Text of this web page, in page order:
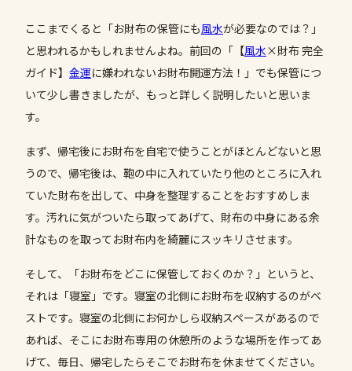
ここまでくると「お財布の保管にも風水が必要なのでは？」
と思われるかもしれませんよね。前回の「【風水×財布 完全
ガイド】 金運に嫌われないお財布開運方法！」でも保管につ
いて少し書きましたが、もっと詳しく説明したいと思いま
す。
まず、帰宅後にお財布を自宅で使うことがほとんどないと思
うので、帰宅後は、鞄の中に入れていたり他のところに入れ
ていた財布を出して、中身を整理することをおすすめしま
す。汚れに気がついたら取ってあげて、財布の中身にある余
計なものを取ってお財布内を綺麗にスッキリさせます。
そして、「お財布をどこに保管しておくのか？」というと、
それは「寝室」です。寝室の北側にお財布を収納するのがベ
ストです。寝室の北側にお何かしら収納スペースがあるので
あれば、そこにお財布専用の休憩所のような場所を作ってあ
げて、毎日、帰宅したらそこでお財布を休ませてください。